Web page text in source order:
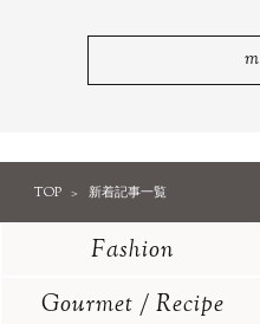
TOP 新着記事一覧
Fashion
Gourmet / Recipe